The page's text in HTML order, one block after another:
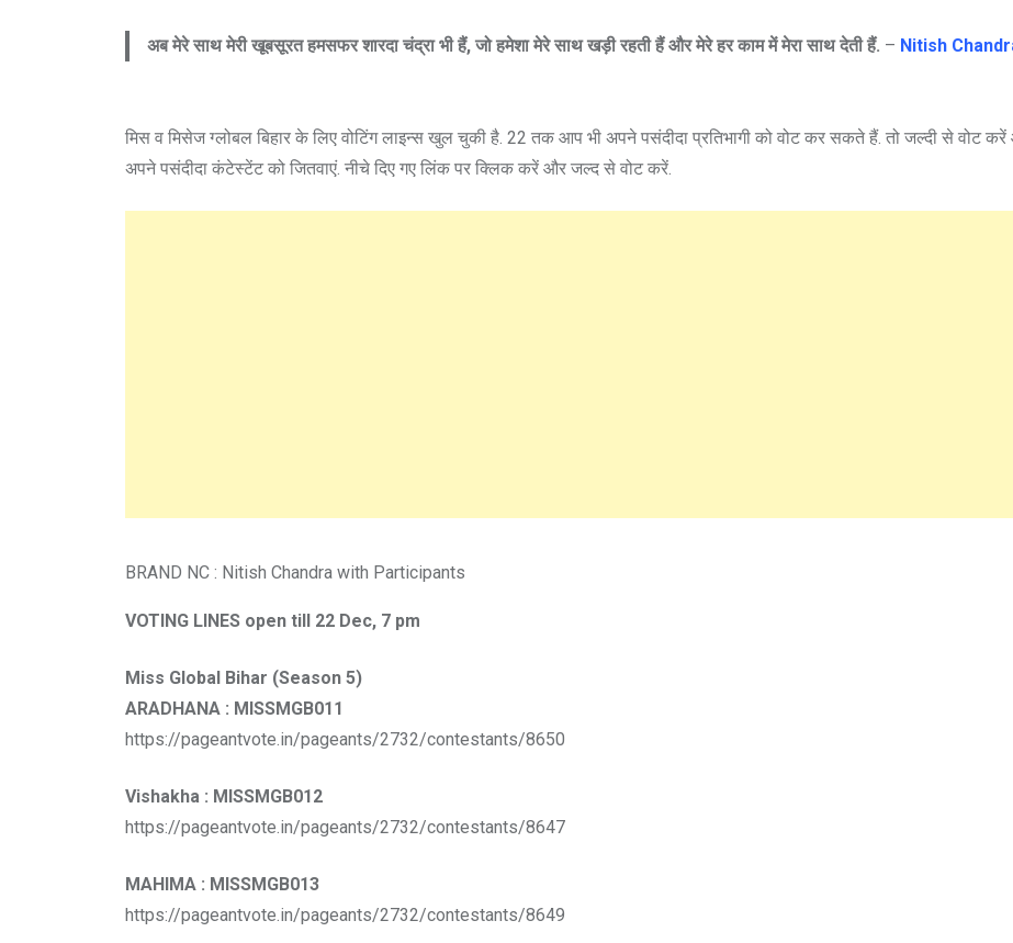
अब मेरे साथ मेरी खूबसूरत हमसफर शारदा चंद्रा भी हैं, जो हमेशा मेरे साथ खड़ी रहती हैं और मेरे हर काम में मेरा साथ देती हैं. – Nitish
मिस व मिसेज ग्लोबल बिहार के लिए वोटिंग लाइन्स खुल चुकी है. 22 तक आप भी अपने पसंदीदा प्रतिभागी को वोट कर सकते हैं. तो जल्दी से वोट
अपने पसंदीदा कंटेस्टेंट को जितवाएं. नीचे दिए गए लिंक पर क्लिक करें और जल्द से वोट करें.
BRAND NC : Nitish Chandra with Participants
VOTING LINES open till 22 Dec, 7 pm
Miss Global Bihar (Season 5)
ARADHANA : MISSMGB011
https://pageantvote.in/pageants/2732/contestants/8650
Vishakha : MISSMGB012
https://pageantvote.in/pageants/2732/contestants/8647
MAHIMA : MISSMGB013
https://pageantvote.in/pageants/2732/contestants/8649